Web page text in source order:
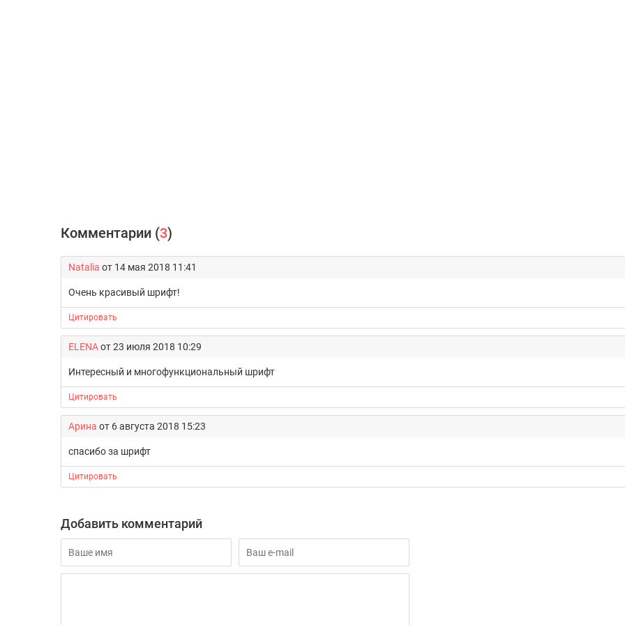
Комментарии (3)
Natalia от 14 мая 2018 11:41
Очень красивый шрифт!
Цитировать
ELENAот 23 июля 2018 10:29
Интересный и многофункциональный шрифт
Цитировать
Арина от 6 августа 2018 15:23
cпасибо за шрифт
Цитировать
Добавить комментарий